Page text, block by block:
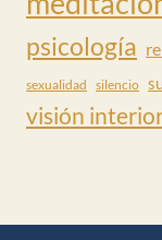
psicología
sexualidad silencio
visión